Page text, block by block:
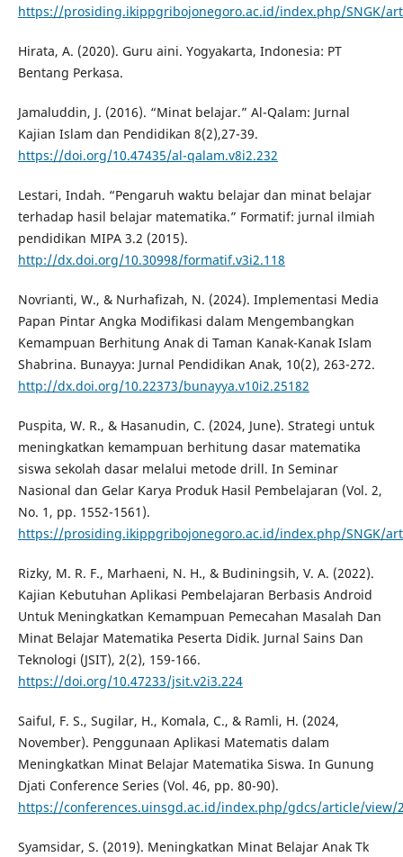
https://prosiding.ikippgribojonegoro.ac.id/index.php/SNGK/
Hirata, A. (2020). Guru aini. Yogyakarta, Indonesia: PT
Bentang Perkasa.
Jamaluddin, J. (2016). “Minat belajar.” Al-Qalam: Jurnal
Kajian Islam dan Pendidikan 8(2),27-39.
https://doi.org/10.47435/al-qalam.v8i2.232
Lestari, Indah. “Pengaruh waktu belajar dan minat belajar
terhadap hasil belajar matematika.” Formatif: jurnal ilmiah
pendidikan MIPA 3.2 (2015).
http://dx.doi.org/10.30998/formatif.v3i2.118
Novrianti, W., & Nurhafizah, N. (2024). Implementasi Media
Papan Pintar Angka Modifikasi dalam Mengembangkan
Kemampuan Berhitung Anak di Taman Kanak-Kanak Islam
Shabrina. Bunayya: Jurnal Pendidikan Anak, 10(2), 263-272.
http://dx.doi.org/10.22373/bunayya.v10i2.25182
Puspita, W. R., & Hasanudin, C. (2024, June). Strategi untuk
meningkatkan kemampuan berhitung dasar matematika
siswa sekolah dasar melalui metode drill. In Seminar
Nasional dan Gelar Karya Produk Hasil Pembelajaran (Vol. 2,
No. 1, pp. 1552-1561).
https://prosiding.ikippgribojonegoro.ac.id/index.php/SNGK/
Rizky, M. R. F., Marhaeni, N. H., & Budiningsih, V. A. (2022).
Kajian Kebutuhan Aplikasi Pembelajaran Berbasis Android
Untuk Meningkatkan Kemampuan Pemecahan Masalah Dan
Minat Belajar Matematika Peserta Didik. Jurnal Sains Dan
Teknologi (JSIT), 2(2), 159-166.
https://doi.org/10.47233/jsit.v2i3.224
Saiful, F. S., Sugilar, H., Komala, C., & Ramli, H. (2024,
November). Penggunaan Aplikasi Matematis dalam
Meningkatkan Minat Belajar Matematika Siswa. In Gunung
Djati Conference Series (Vol. 46, pp. 80-90).
https://conferences.uinsgd.ac.id/index.php/gdcs/article/view/
Syamsidar, S. (2019). Meningkatkan Minat Belajar Anak Tk